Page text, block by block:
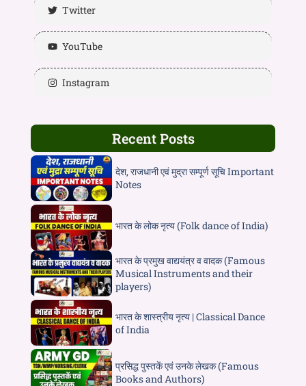
Twitter
YouTube
Instagram
Recent Posts
देश, राजधानी एवं मुद्रा सम्पूर्ण सूचि Important
Notes
भारत के लोक नृत्य (Folk dance of India)
भारत के प्रमुख वाद्ययंत्र व वादक (Famous
Musical Instruments and their
players)
भारत के शास्त्रीय नृत्य | Classical Dance
of India
प्रसिद्ध पुस्तकें एवं उनके लेखक (Famous
Books and Authors)